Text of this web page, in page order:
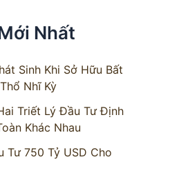
Nhất
Sinh Khi Sở Hữu Bất
Nhĩ Kỳ
Triết Lý Đầu Tư Định
Khác Nhau
Tư 750 Tỷ USD Cho